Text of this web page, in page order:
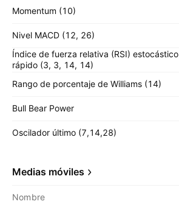
Momentum (10)
Nivel MACD (12, 26)
Índice de fuerza relativa (RSI) estocástico
rápido (3, 3, 14, 14)
Rango de porcentaje de Williams (14)
Bull Bear Power
Oscilador último (7,14,28)
Medias móviles
Nombre